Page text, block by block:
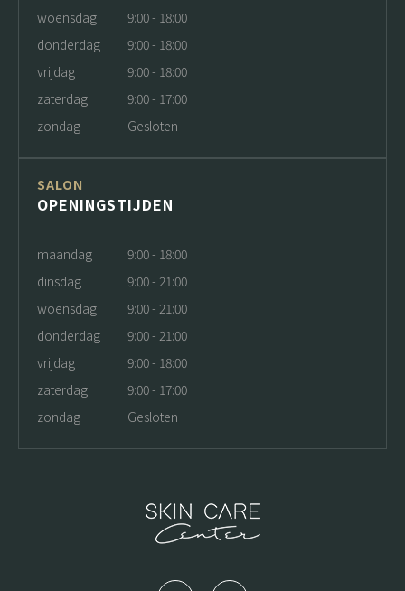
woensdag
9:00 - 18:00
donderdag
9:00 - 18:00
vrijdag
9:00 - 18:00
zaterdag
9:00 - 17:00
zondag
Gesloten
SALON
OPENINGSTIJDEN
maandag
9:00 - 18:00
dinsdag
9:00 - 21:00
woensdag
9:00 - 21:00
donderdag
9:00 - 21:00
vrijdag
9:00 - 18:00
zaterdag
9:00 - 17:00
zondag
Gesloten